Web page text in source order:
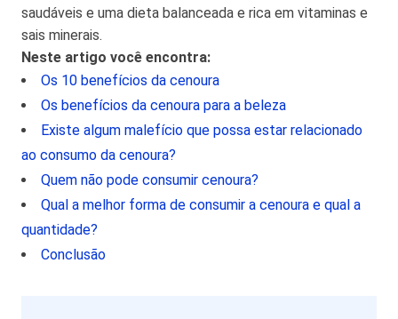
saudáveis e uma dieta balanceada e rica em vitaminas e
sais minerais.
Neste artigo você encontra:
Os 10 benefícios da cenoura
Os benefícios da cenoura para a beleza
Existe algum malefício que possa estar relacionado
ao consumo da cenoura?
Quem não pode consumir cenoura?
Qual a melhor forma de consumir a cenoura e qual a
quantidade?
Conclusão